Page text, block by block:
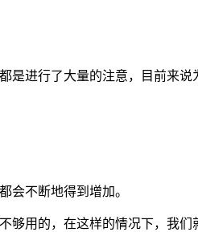
是进行了大量的注意，目前来
会不断地得到增加。
够用的，在这样的情况下，我们